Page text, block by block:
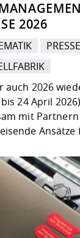
und
für
2026
auch 2026
24 April
mit